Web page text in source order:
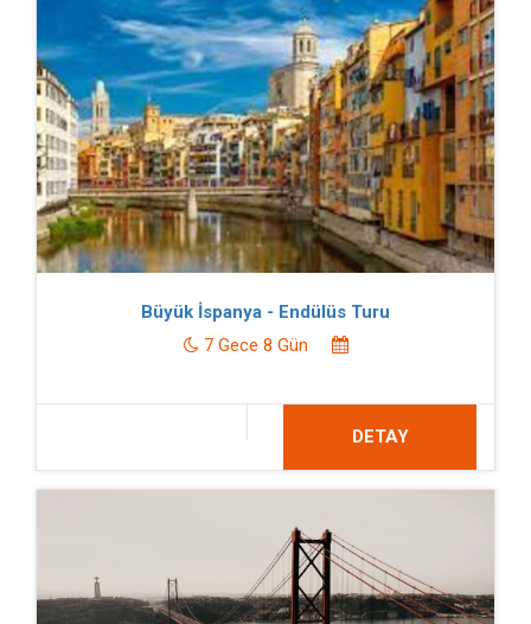
Büyük İspanya - Endülüs Turu
7 Gece 8 Gün
DETAY